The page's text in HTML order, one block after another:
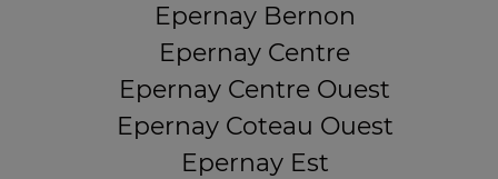
Epernay Bernon
Epernay Centre
Epernay Centre Ouest
Epernay Coteau Ouest
Epernay Est